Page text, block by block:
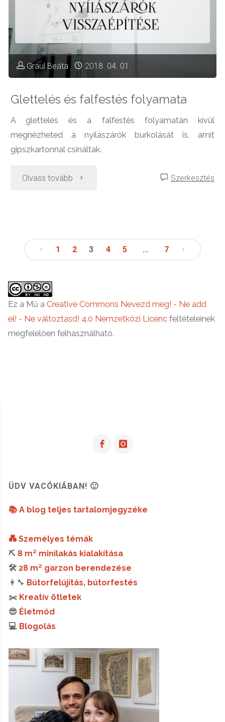
a
kanapé"
Graul Beáta 2018. 04. 01.
Glettelés és falfestés folyamata
A glettelés és a falfestés folyamatán kívül
megnézheted a nyílászárók burkolását is, amit
gipszkartonnal csináltak.
Olvass tovább "Glettelés
folyamata"
Szerkesztés
lapozása
1 2 3 4 5 … 7
Ez a Mű a Creative Commons Nevezd meg! - Ne add
el! - Ne változtasd! 4.0 Nemzetközi Licenc feltételeinek
megfelelően felhasználható.
ÜDV VACÓKIÁBAN! 🙂
📚 A blog teljes tartalomjegyzéke
💑 Személyes témák
⛏️ 8 m² minilakás kialakítása
🛠️ 28 m² garzon berendezése
👩‍🔧 Bútorfelújítás, bútorfestés
✂️ Kreatív ötletek
😎 Életmód
💻 Blogolás